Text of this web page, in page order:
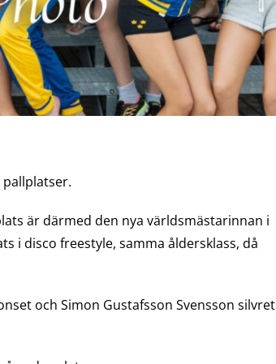
är därmed den nya världsmästarinnan i
i disco freestyle, samma åldersklass, då
och Simon Gustafsson Svensson silvret